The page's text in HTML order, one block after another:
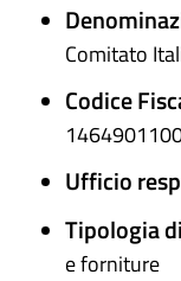
Comitato
Codice
Ufficio
Tipologia
e forniture